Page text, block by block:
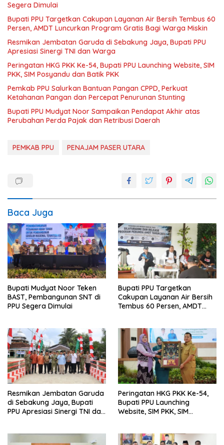
Segera Dimulai
Bupati PPU Targetkan Cakupan Layanan Air Bersih Tembus 60
Persen, AMDT Luncurkan Program Gratis Bagi Warga Miskin
Resmikan Jembatan Garuda di Sebakung Jaya, Bupati PPU
Apresiasi Sinergi TNI dan Warga
Peringatan HKG PKK Ke-54, Bupati PPU Launching Website, SIM
PKK, SIM Posyandu dan Batik PKK
Pemkab PPU Salurkan Bantuan Pangan CPPD, Perkuat
Ketahanan Pangan dan Percepat Penurunan Stunting
Bupati PPU Mudyat Noor Sampaikan Pendapat Akhir atas
Perubahan Perda Pajak dan Retribusi Daerah
PEMKAB PPU PENAJAM PASER UTARA
Baca Juga
Bupati Mudyat Noor Teken
BAST, Pembangunan SNT di
PPU Segera Dimulai
Bupati PPU Targetkan
Cakupan Layanan Air Bersih
Tembus 60 Persen, AMDT
Resmikan Jembatan Garuda
di Sebakung Jaya, Bupati
PPU Apresiasi Sinergi TNI dan
Peringatan HKG PKK Ke-54,
Bupati PPU Launching
Website, SIM PKK, SIM